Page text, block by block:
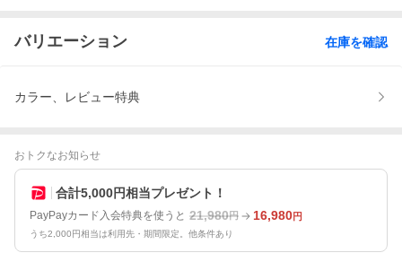
バリエーション 在庫を確認
カラー、レビュー特典
おトクなお知らせ
合計5,000円相当プレゼント！
PayPayカード入会特典を使うと 21,980円 16,980円
うち2,000円相当は利用先・期間限定。他条件あり